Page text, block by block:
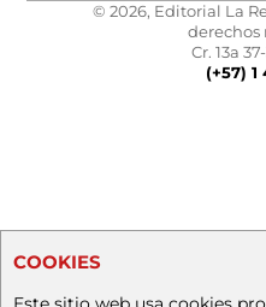
© 2026, Editorial La
derechos
Cr. 13a
(+57) 1
COOKIES